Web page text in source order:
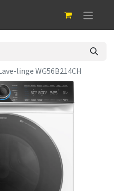
linge WG56B214CH